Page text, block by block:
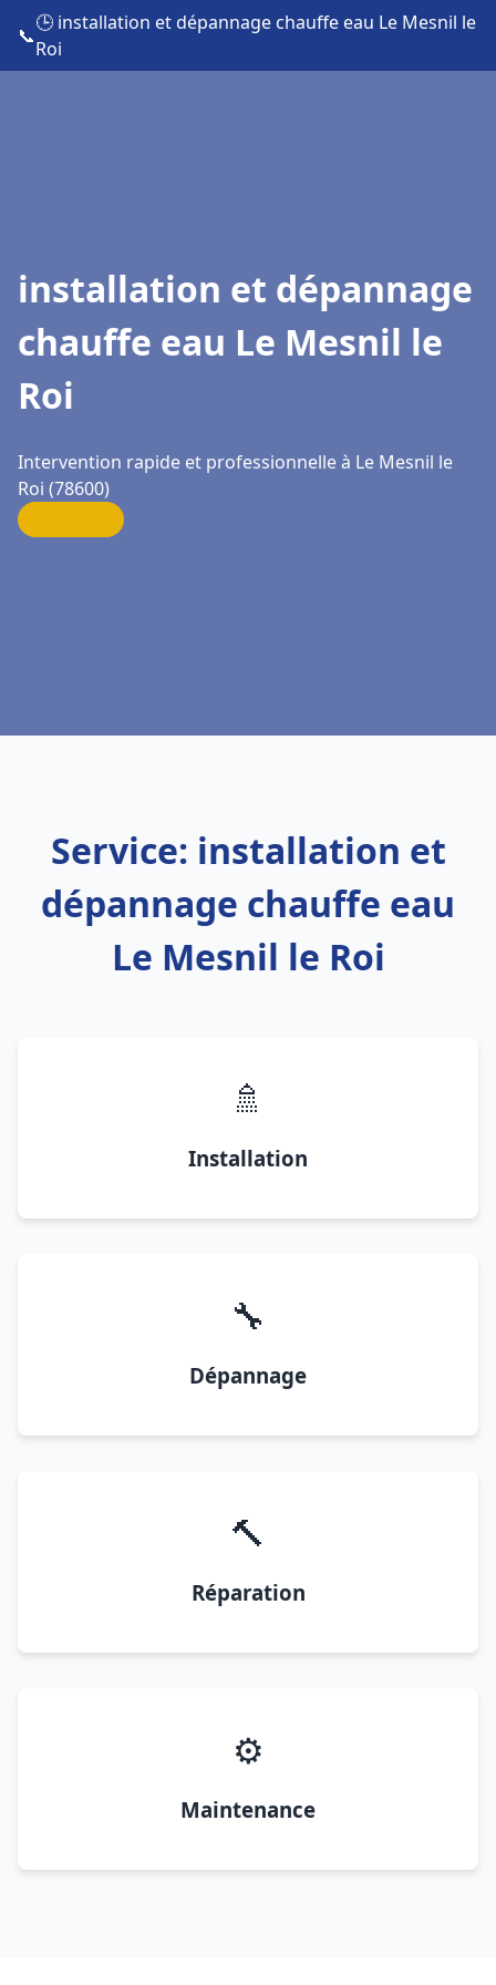
📞
🕒 installation et dépannage chauffe eau Le Mesnil le
Roi
installation et dépannage
chauffe eau Le Mesnil le
Roi
Intervention rapide et professionnelle à Le Mesnil le
Roi (78600)
Service: installation et
dépannage chauffe eau
Le Mesnil le Roi
🚿
Installation
🔧
Dépannage
🔨
Réparation
⚙️
Maintenance